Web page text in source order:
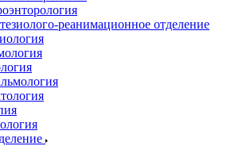
реанимационное отделение